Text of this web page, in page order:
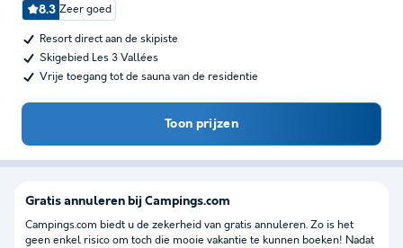
8.3 Zeer goed
Resort direct aan de skipiste
Skigebied Les 3 Vallées
Vrije toegang tot de sauna van de residentie
Toon prijzen
Gratis annuleren bij Campings.com
Campings.com biedt u de zekerheid van gratis annuleren. Zo is het
geen enkel risico om toch die mooie vakantie te kunnen boeken! Nadat